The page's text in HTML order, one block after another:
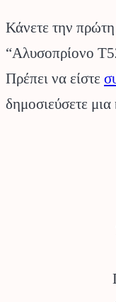
Κάνετε την πρώτη
“Αλυσοπρίονο
Πρέπει να είστε
δημοσιεύσετε μια